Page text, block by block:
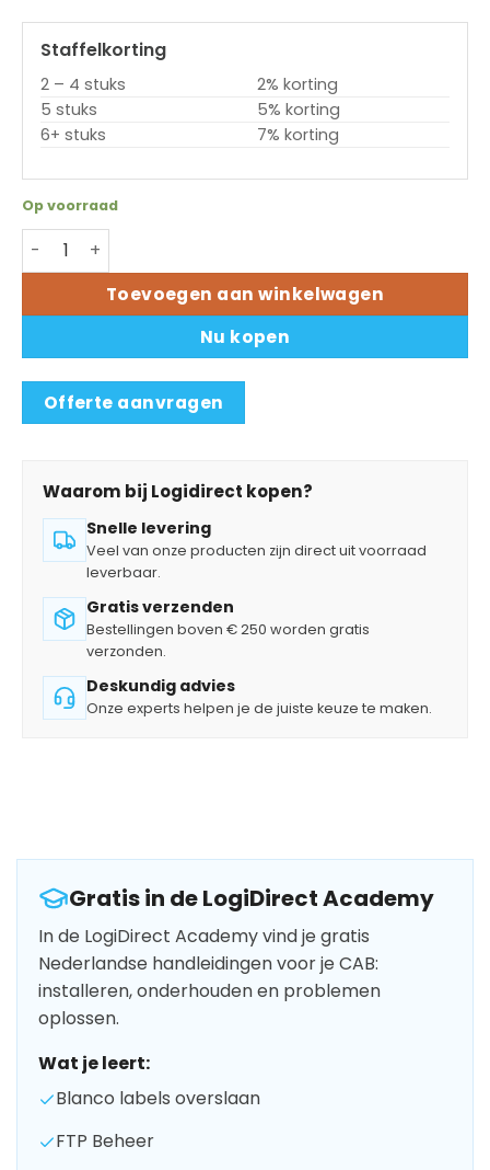
Staffelkorting
2 – 4 stuks
2% korting
5 stuks
5% korting
6+ stuks
7% korting
Op voorraad
Printkop CAB Mach1 en 2 - 300 dpi aantal
Toevoegen aan winkelwagen
Nu kopen
Offerte aanvragen
Waarom bij Logidirect kopen?
Snelle levering
Veel van onze producten zijn direct uit voorraad
leverbaar.
Gratis verzenden
Bestellingen boven € 250 worden gratis
verzonden.
Deskundig advies
Onze experts helpen je de juiste keuze te maken.
Gratis in de LogiDirect Academy
In de LogiDirect Academy vind je gratis
Nederlandse handleidingen voor je CAB:
installeren, onderhouden en problemen
oplossen.
Wat je leert:
Blanco labels overslaan
FTP Beheer